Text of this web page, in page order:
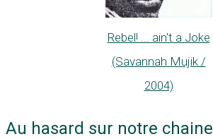
Rebel! ... ain't a Joke
(Savannah Mujik /
2004)
Au hasard sur notre chaine